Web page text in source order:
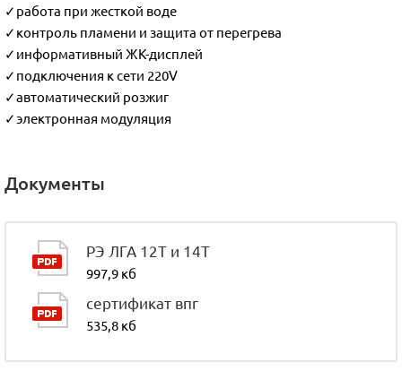
✓работа при жесткой воде
✓контроль пламени и защита от перегрева
✓информативный ЖК-дисплей
✓подключения к сети 220V
✓автоматический розжиг
✓электронная модуляция
Документы
РЭ ЛГА 12Т и 14Т
997,9 кб
сертификат впг
535,8 кб